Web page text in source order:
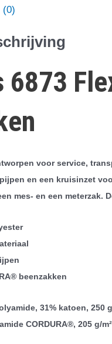
(0)
6873
voor service,
en een kruisinzet
mes- en een meterzak.
beenzakken
31% katoen, 250
CORDURA®, 205 g/m²